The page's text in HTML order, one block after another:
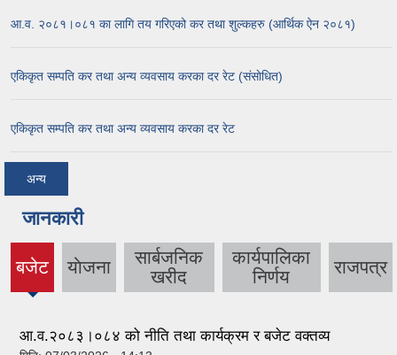
आ.व. २०८१।०८१ का लागि तय गरिएको कर तथा शुल्कहरु (आर्थिक ऐन २०८१)
एकिकृत सम्पति कर तथा अन्य व्यवसाय करका दर रेट (संसाेधित)
एकिकृत सम्पति कर तथा अन्य व्यवसाय करका दर रेट
अन्य
जानकारी
बजेट
(active
tab)
याेजना
सार्बजनिक
खरीद
कार्यपालिका
निर्णय
राजपत्र
आ.व.२०८३।०८४ को नीति तथा कार्यक्रम र बजेट वक्तव्य